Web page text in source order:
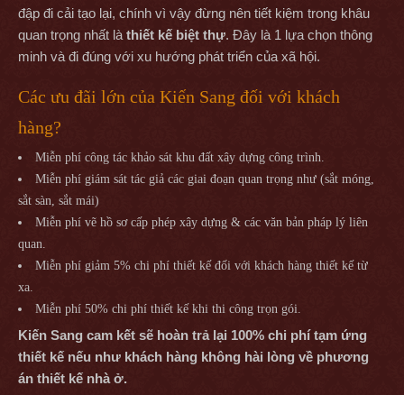
đập đi cải tạo lại, chính vì vậy đừng nên tiết kiệm trong khâu
quan trọng nhất là thiết kế biệt thự. Đây là 1 lựa chọn thông
minh và đi đúng với xu hướng phát triển của xã hội.
Các ưu đãi lớn của Kiến Sang đối với khách
hàng?
Miễn phí công tác khảo sát khu đất xây dựng công trình.
Miễn phí giám sát tác giả các giai đoạn quan trọng như (sắt móng,
sắt sàn, sắt mái)
Miễn phí vẽ hồ sơ cấp phép xây dựng & các văn bản pháp lý liên
quan.
Miễn phí giảm 5% chi phí thiết kế đối với khách hàng thiết kế từ
xa.
Miễn phí 50% chi phí thiết kế khi thi công trọn gói.
Kiến Sang cam kết sẽ hoàn trả lại 100% chi phí tạm ứng
thiết kế nếu như khách hàng không hài lòng về phương
án thiết kế nhà ở.